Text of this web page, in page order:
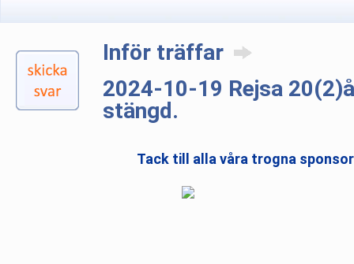
Inför träffar
2024-10-19 Rejsa
stängd.
Tack till alla våra trogna